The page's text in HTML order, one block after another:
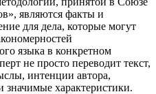
являются факты и
для дела, которые могут
языка в конкретном
не просто переводит текст,
интенции автора,
характеристики.